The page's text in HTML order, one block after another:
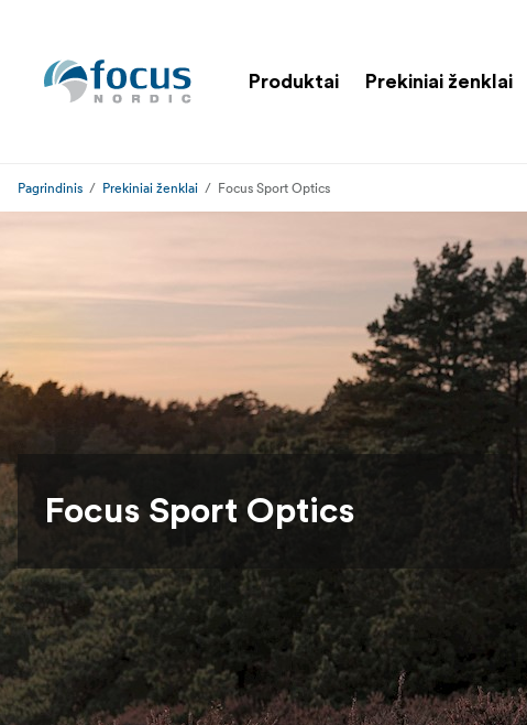
Produktai Prekiniai ženklai
Pagrindinis Prekiniai ženklai Focus Sport Optics
Focus Sport Optics